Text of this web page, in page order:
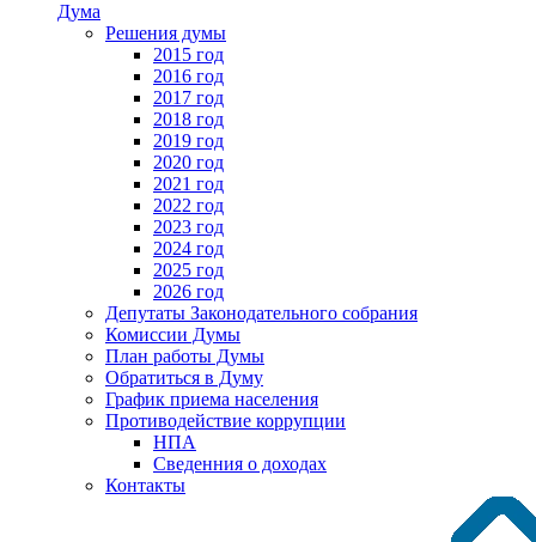
Дума
Решения думы
2015 год
2016 год
2017 год
2018 год
2019 год
2020 год
2021 год
2022 год
2023 год
2024 год
2025 год
2026 год
Депутаты Законодательного собрания
Комиссии Думы
План работы Думы
Обратиться в Думу
График приема населения
Противодействие коррупции
НПА
Сведенния о доходах
Контакты